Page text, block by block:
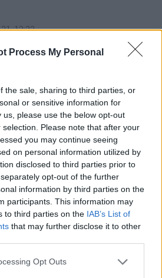
Process My Personal
the sale, sharing to third parties, or
or sensitive information for
please use the below opt-out
Please note that after your
you may continue seeing
on personal information utilized by
disclosed to third parties prior to
opt-out of the further
information by third parties on the
participants. This information may
to third parties on the IAB’s List of
that may further disclose it to other
app uses one or more Google
Opt Outs
13:23
a különböző online
internetes közösségi platformok
igazán képezi vita tárgyát, hogy
számos szempontból
jelentős negatívumokkal is jár a
kialakulásátóla szociális
át a dezinformációs
amelyek hatásai annál
több időt töltünk el posztok